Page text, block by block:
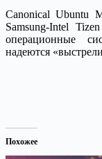
Canonical Ubuntu
Samsung-Intel
операционные
надеются
Похожее